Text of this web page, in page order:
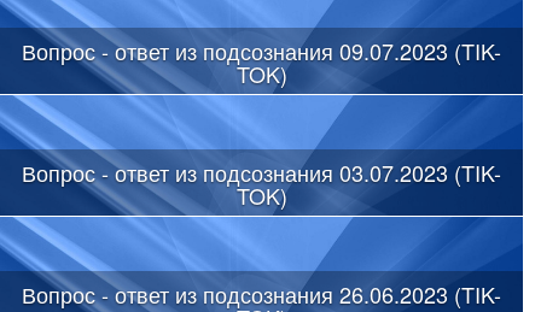
Вопрос - ответ из подсознания 09.07.2023 (TIK-
TOK)
Вопрос - ответ из подсознания 03.07.2023 (TIK-
TOK)
Вопрос - ответ из подсознания 26.06.2023 (TIK-